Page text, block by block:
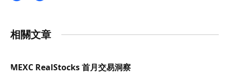
相關文章
MEXC RealStocks 首月交易洞察